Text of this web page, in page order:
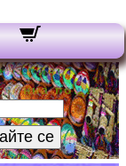
поща:
се